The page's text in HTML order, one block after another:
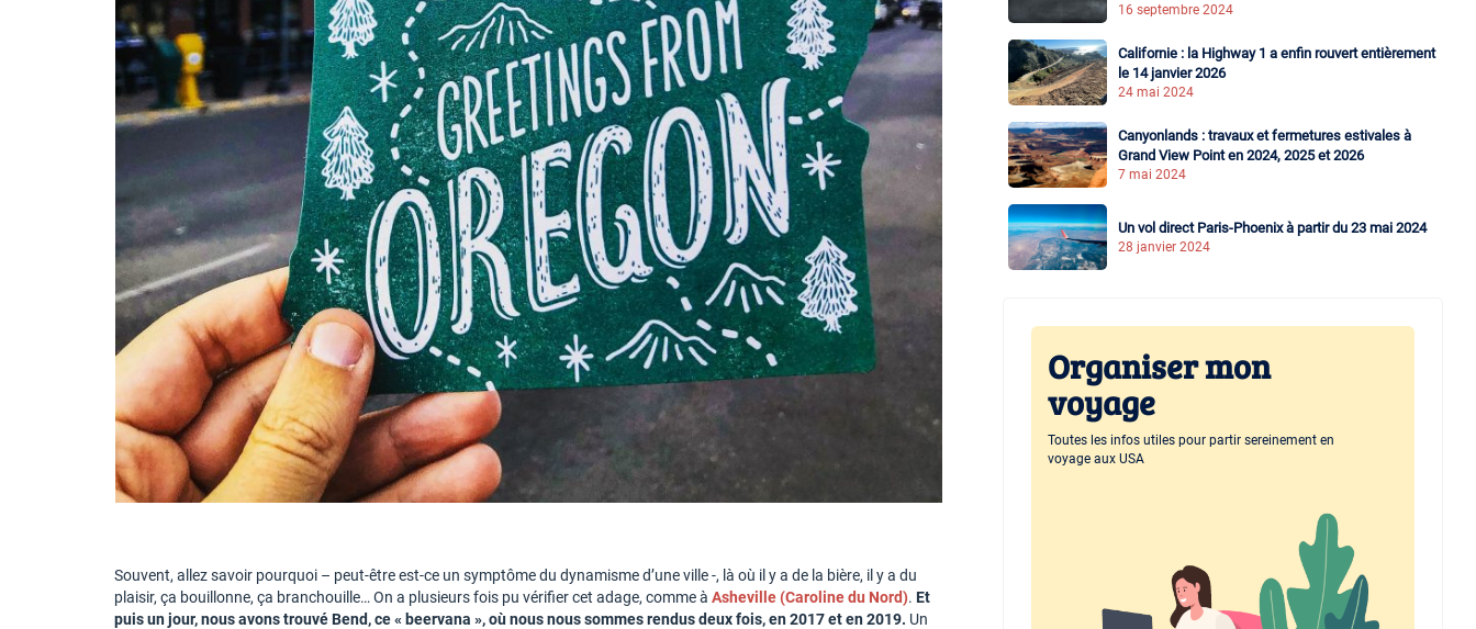
Souvent, allez savoir pourquoi – peut-être est-ce un symptôme du dynamisme d’une ville -, là où il y a de la bière, il y a du
plaisir, ça bouillonne, ça branchouille… On a plusieurs fois pu vérifier cet adage, comme àAsheville (Caroline du Nord).Et
puis un jour, nous avons trouvé Bend, ce « beervana », où nous nous sommes rendus deux fois, en 2017 et en 2019. Un
16 septembre 2024
Californie : la Highway 1 a enfin rouvert entièrement
le 14 janvier 2026
24 mai 2024
Canyonlands : travaux et fermetures estivales à
Grand View Point en 2024, 2025 et 2026
7 mai 2024
Un vol direct Paris-Phoenix à partir du 23 mai 2024
28 janvier 2024
Organiser mon
voyage
Toutes les infos utiles pour partir sereinement en
voyage aux USA